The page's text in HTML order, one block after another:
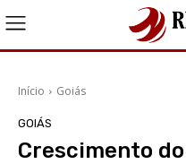
Início Goiás
GOIÁS
Crescimento